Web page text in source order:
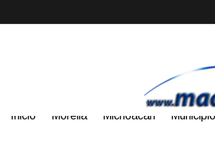
Inicio Morelia Michoacán